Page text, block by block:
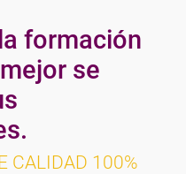
formación
se
CALIDAD 100%